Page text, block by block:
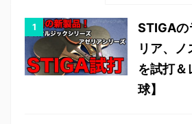
STIGAの
リア、ノ
を試打＆
球】